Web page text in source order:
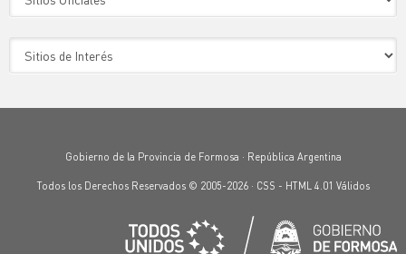
Gobierno de la Provincia de Formosa · República Argentina
Todos los Derechos Reservados © 2005-2026 · CSS - HTML 4.01 Válidos